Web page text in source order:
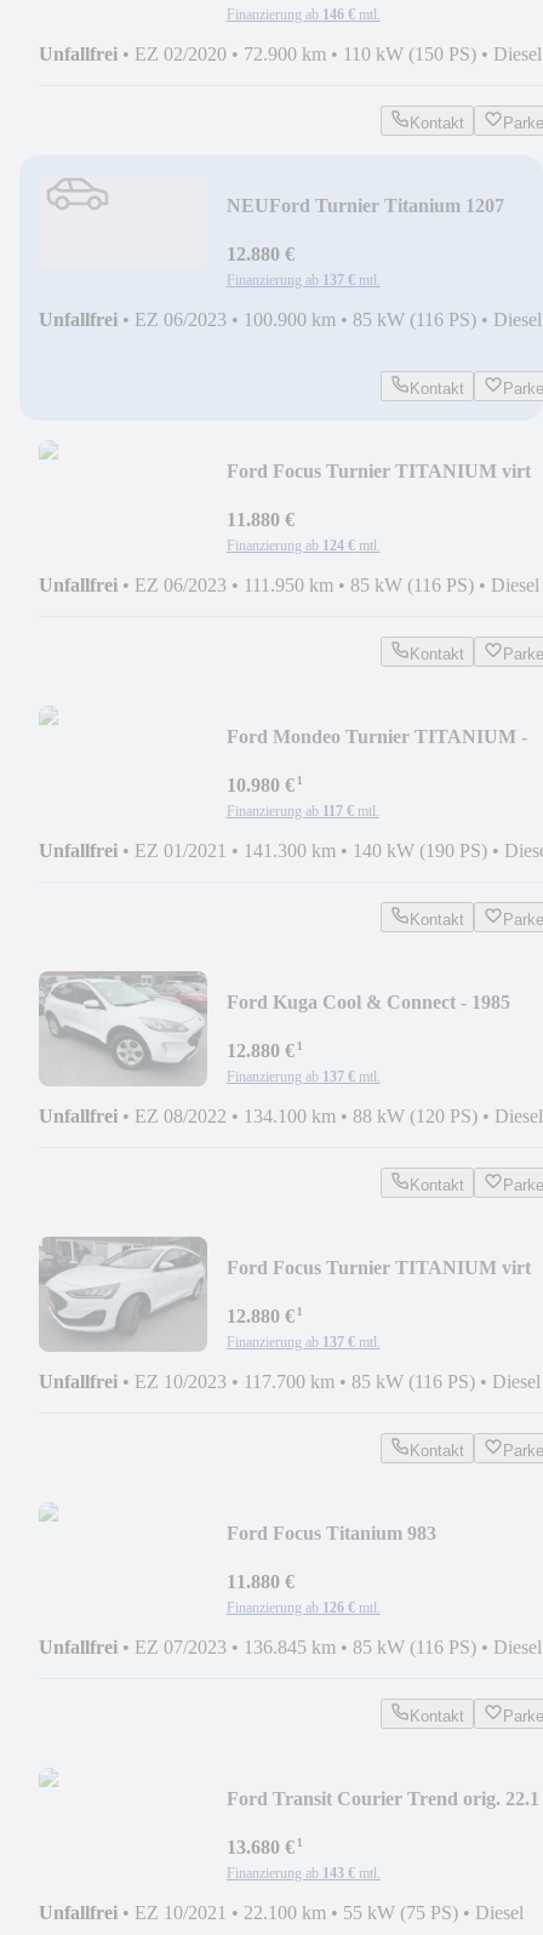
Finanzierung ab 146 € mtl.
Unfallfrei • EZ 02/2020 • 72.900 km • 110 kW (150 PS) • Diesel
Kontakt
NEUFord Turnier Titanium 1207
12.880 €
Finanzierung ab 137 € mtl.
Unfallfrei • EZ 06/2023 • 100.900 km • 85 kW (116 PS) • Diesel
Kontakt
Ford Focus Turnier TITANIUM virt
11.880 €
Finanzierung ab 124 € mtl.
Unfallfrei • EZ 06/2023 • 111.950 km • 85 kW (116 PS) • Diesel
Kontakt
Ford Mondeo Turnier TITANIUM -
10.980 €¹
Finanzierung ab 117 € mtl.
Unfallfrei • EZ 01/2021 • 141.300 km • 140 kW (190 PS) •
Kontakt
Ford Kuga Cool & Connect - 1985
12.880 €¹
Finanzierung ab 137 € mtl.
Unfallfrei • EZ 08/2022 • 134.100 km • 88 kW (120 PS) • Diesel
Kontakt
Ford Focus Turnier TITANIUM virt
12.880 €¹
Finanzierung ab 137 € mtl.
Unfallfrei • EZ 10/2023 • 117.700 km • 85 kW (116 PS) • Diesel
Kontakt
Ford Focus Titanium 983
11.880 €
Finanzierung ab 126 € mtl.
Unfallfrei • EZ 07/2023 • 136.845 km • 85 kW (116 PS) • Diesel
Kontakt
Ford Transit Courier Trend orig. 22.1
13.680 €¹
Finanzierung ab 143 € mtl.
Unfallfrei • EZ 10/2021 • 22.100 km • 55 kW (75 PS) • Diesel